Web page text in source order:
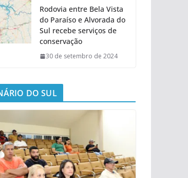
Rodovia entre Bela Vista
do Paraíso e Alvorada do
Sul recebe serviços de
conservação
30 de setembro de 2024
DO SUL